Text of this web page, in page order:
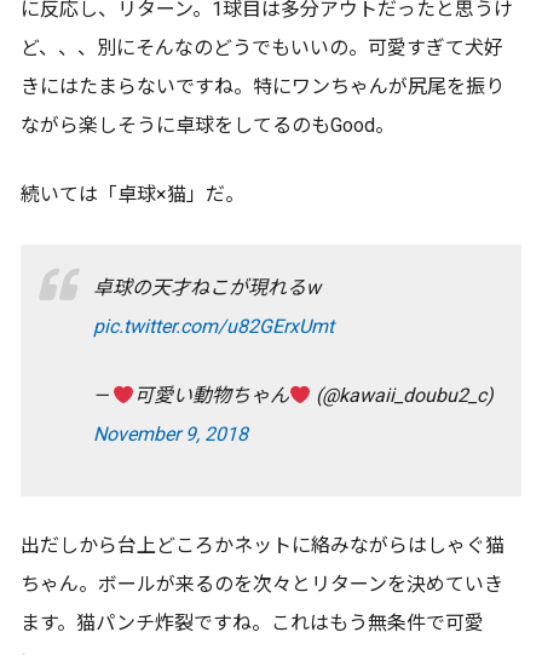
に反応し、リターン。1球目は多分アウトだったと思うけ
ど、、、別にそんなのどうでもいいの。可愛すぎて犬好
きにはたまらないですね。特にワンちゃんが尻尾を振り
ながら楽しそうに卓球をしてるのもGood。
続いては「卓球×猫」だ。
卓球の天才ねこが現れるw
pic.twitter.com/u82GErxUmt
— 可愛い動物ちゃん
(@kawaii_doubu2_c)
November 9, 2018
出だしから台上どころかネットに絡みながらはしゃぐ猫
ちゃん。ボールが来るのを次々とリターンを決めていき
ます。猫パンチ炸裂ですね。これはもう無条件で可愛